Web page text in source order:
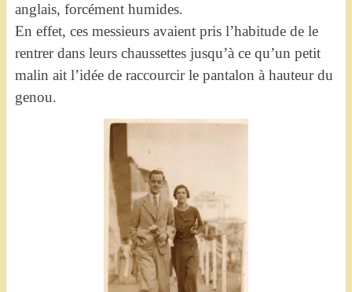
anglais, forcément humides.
En effet, ces messieurs avaient pris l’habitude de le
rentrer dans leurs chaussettes jusqu’à ce qu’un petit
malin ait l’idée de raccourcir le pantalon à hauteur du
genou.